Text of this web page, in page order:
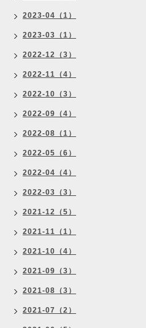
2023-04（1）
2023-03（1）
2022-12（3）
2022-11（4）
2022-10（3）
2022-09（4）
2022-08（1）
2022-05（6）
2022-04（4）
2022-03（3）
2021-12（5）
2021-11（1）
2021-10（4）
2021-09（3）
2021-08（3）
2021-07（2）